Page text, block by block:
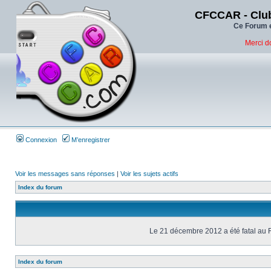
CFCCAR -
Ce Forum
Merci
Connexion M’enregistrer
Voir les messages sans réponses | Voir les sujets actifs
Index du forum
Le 21 décembre 2012 a été fatal au
Index du forum